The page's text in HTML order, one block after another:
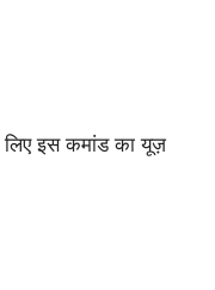
इस कमांड का यूज़